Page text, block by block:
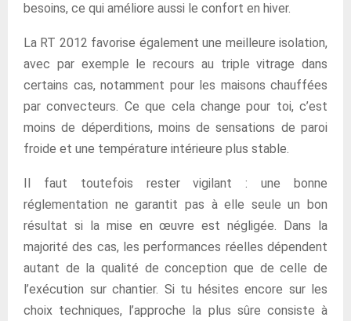
besoins, ce qui améliore aussi le confort en hiver.
La RT 2012 favorise également une meilleure isolation,
avec par exemple le recours au triple vitrage dans
certains cas, notamment pour les maisons chauffées
par convecteurs. Ce que cela change pour toi, c’est
moins de déperditions, moins de sensations de paroi
froide et une température intérieure plus stable.
Il faut toutefois rester vigilant : une bonne
réglementation ne garantit pas à elle seule un bon
résultat si la mise en œuvre est négligée. Dans la
majorité des cas, les performances réelles dépendent
autant de la qualité de conception que de celle de
l’exécution sur chantier. Si tu hésites encore sur les
choix techniques, l’approche la plus sûre consiste à